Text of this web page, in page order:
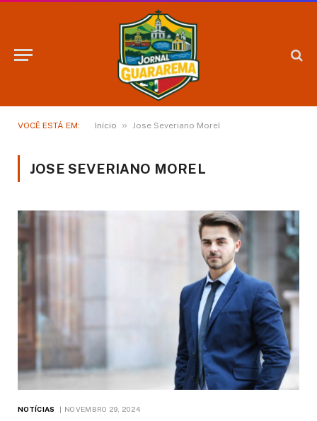
VOCÊ ESTÁ EM: Início » Jose Severiano Morel
JOSE SEVERIANO MOREL
NOTÍCIAS NOVEMBRO 29, 2024